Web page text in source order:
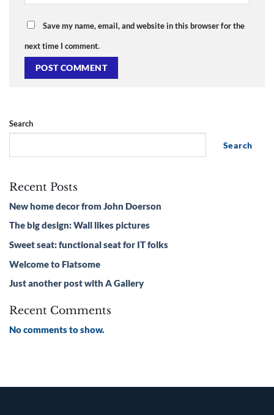
Save my name, email, and website in this browser for the
next time I comment.
Search
Search
Recent Posts
New home decor from John Doerson
The big design: Wall likes pictures
Sweet seat: functional seat for IT folks
Welcome to Flatsome
Just another post with A Gallery
Recent Comments
No comments to show.